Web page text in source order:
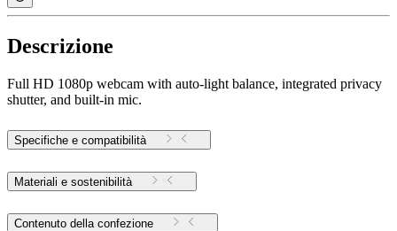
Descrizione
Full HD 1080p webcam with auto-light balance, integrated privacy
shutter, and built-in mic.
Specifiche e compatibilità
Materiali e sostenibilità
Contenuto della confezione